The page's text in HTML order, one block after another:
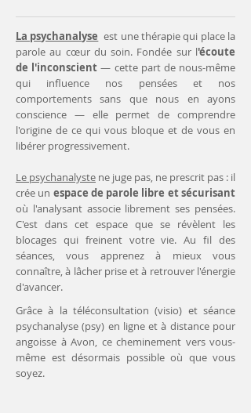
La psychanalyse est une thérapie qui place la
parole au cœur du soin. Fondée sur l'écoute
de l'inconscient— cette part de nous-même
qui influence nos pensées et nos
comportements sans que nous en ayons
conscience — elle permet de comprendre
l'origine de ce qui vous bloque et de vous en
libérer progressivement.
Le psychanalyste ne juge pas, ne prescrit pas : il
crée un espace de parole libre et sécurisant
où l'analysant associe librement ses pensées.
C'est dans cet espace que se révèlent les
blocages qui freinent votre vie. Au fil des
séances, vous apprenez à mieux vous
connaître, à lâcher prise et à retrouver l'énergie
d'avancer.
Grâce à la téléconsultation (visio) et séance
psychanalyse (psy) en ligne et à distance pour
angoisse à Avon, ce cheminement vers vous-
même est désormais possible où que vous
soyez.